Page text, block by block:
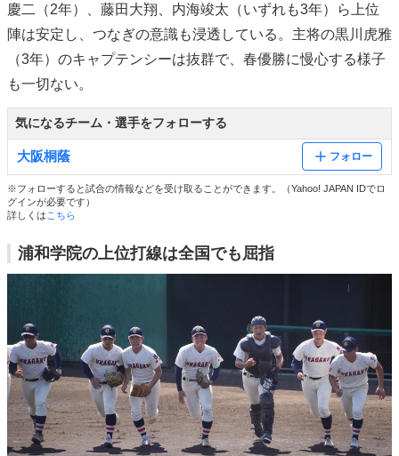
慶二（2年）、藤田大翔、内海竣太（いずれも3年）ら上位
陣は安定し、つなぎの意識も浸透している。主将の黒川虎雅
（3年）のキャプテンシーは抜群で、春優勝に慢心する様子
も一切ない。
気になるチーム・選手をフォローする
大阪桐蔭 フォロー
※フォローすると試合の情報などを受け取ることができます。（Yahoo! JAPAN IDでロ
グインが必要です）
詳しくは こちら
浦和学院の上位打線は全国でも屈指